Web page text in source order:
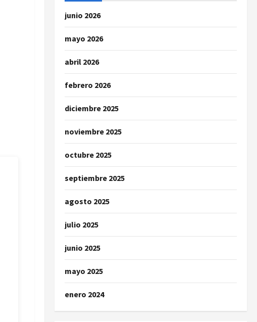
junio 2026
mayo 2026
abril 2026
febrero 2026
diciembre 2025
noviembre 2025
octubre 2025
septiembre 2025
agosto 2025
julio 2025
junio 2025
mayo 2025
enero 2024